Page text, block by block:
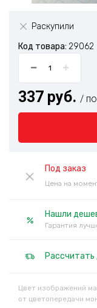
Раскупили
Код товара: 29062
337 руб. /
Под заказ
Цена на
Нашли
Гарантия
Цвет изображений
от цветопередачи